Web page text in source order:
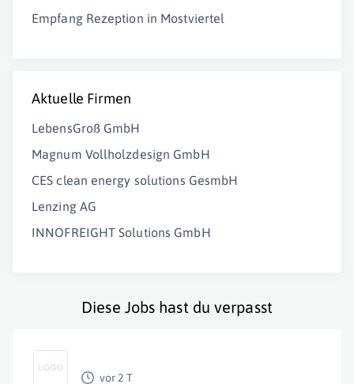
Empfang Rezeption in Mostviertel
Aktuelle Firmen
LebensGroß GmbH
Magnum Vollholzdesign GmbH
CES clean energy solutions GesmbH
Lenzing AG
INNOFREIGHT Solutions GmbH
Diese Jobs hast du verpasst
vor 2 T